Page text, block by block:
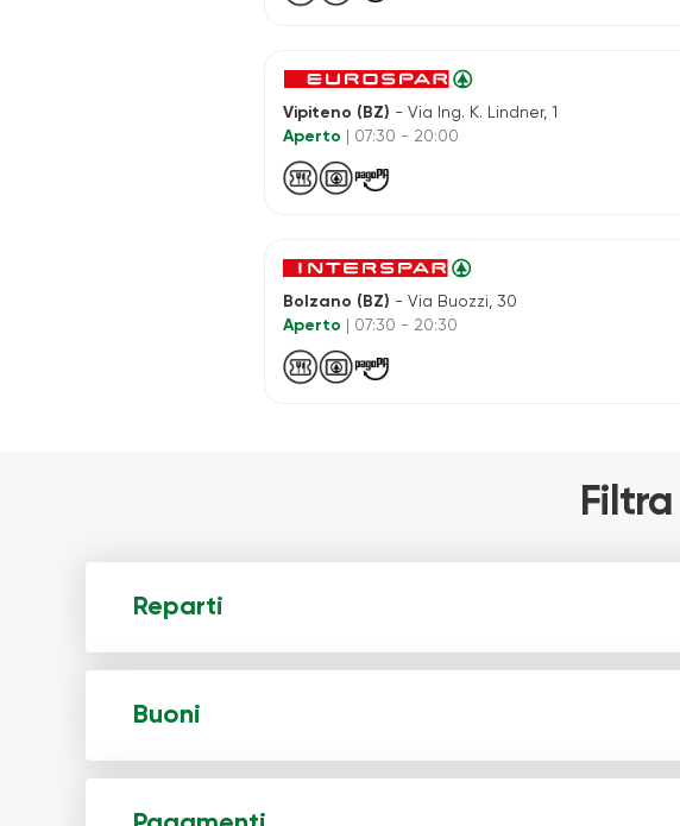
Vipiteno (BZ) - Via Ing. K. Lindner, 1
Aperto
| 07:30 - 20:00
Bolzano (BZ) - Via Buozzi, 30
Aperto
| 07:30 - 20:30
Reparti
Buoni